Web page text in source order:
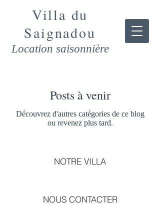
Villa du
Saignadou
Location saisonnière
Posts à venir
Découvrez d'autres catégories de ce blog
ou revenez plus tard.
NOTRE VILLA
NOUS CONTACTER